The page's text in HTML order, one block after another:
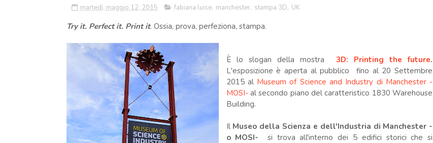
martedì, maggio 12, 2015 fabiana luise, manchester, stampa 3D, UK
Try it. Perfect it. Print it. Ossia, prova, perfeziona, stampa.
È lo slogan della mostra 3D: Printing the future.
L'esposizione è aperta al pubblico
fino al 20 Settembre
2015 al Museum of Science and Industry di Manchester -
MOSI-al secondo piano del caratteristico 1830 Warehouse
Building.
Il Museo della Scienza e dell'Industria di Manchester -
o MOSI- si trova all'interno dei 5 edifici storici che si